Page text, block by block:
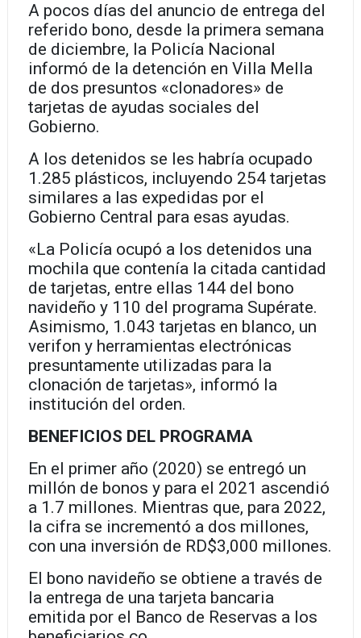
A pocos días del anuncio de entrega del
referido bono, desde la primera semana
de diciembre, la Policía Nacional
informó de la detención en Villa Mella
de dos presuntos «clonadores» de
tarjetas de ayudas sociales del
Gobierno.
A los detenidos se les habría ocupado
1.285 plásticos, incluyendo 254 tarjetas
similares a las expedidas por el
Gobierno Central para esas ayudas.
«La Policía ocupó a los detenidos una
mochila que contenía la citada cantidad
de tarjetas, entre ellas 144 del bono
navideño y 110 del programa Supérate.
Asimismo, 1.043 tarjetas en blanco, un
verifon y herramientas electrónicas
presuntamente utilizadas para la
clonación de tarjetas», informó la
institución del orden.
BENEFICIOS DEL PROGRAMA
En el primer año (2020) se entregó un
millón de bonos y para el 2021 ascendió
a 1.7 millones. Mientras que, para 2022,
la cifra se incrementó a dos millones,
con una inversión de RD$3,000 millones.
El bono navideño se obtiene a través de
la entrega de una tarjeta bancaria
emitida por el Banco de Reservas a los